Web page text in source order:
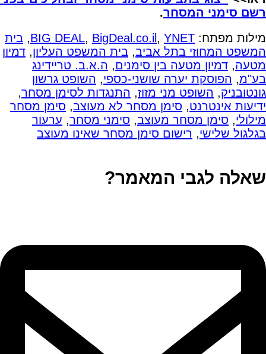
רשם סימני המסחר.
מילות מפתח:
BIG DEAL, BigDeal.co.il , YNET
, בית
המשפט המחוזי בתל אביב, בית המשפט העליון, דמיון
מטעה, דמיון מטעה בין סימנים, ה.א.ב. טריידינג
בע"מ, הפוסקת יערה שושני-כספי, השופט גרשון
גונטובניק, השופט מני מזוז, התנגדות לסימן מסחר,
ידיעות אינטרנט, סימן מסחר לא מעוצב, סימן מסחר
מילולי, סימן מסחר מעוצב, סימני מסחר, ערעור
בגלגול שלישי, רישום סימן מסחר שאינו מעוצב
שאלה לגבי המאמר?